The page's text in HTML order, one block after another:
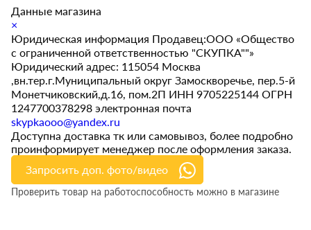
Данные магазина
×
Юридическая информация Продавец:ООО «Общество
с ограниченной ответственностью "СКУПКА""»
Юридический адрес: 115054 Москва
,вн.тер.г.Муниципальный округ Замоскворечье, пер.5-й
Монетчиковский,д.16, пом.2П ИНН 9705225144 ОГРН
1247700378298 электронная почта
skypkaooo@yandex.ru
Доступна доставка тк или самовывоз, более подробно
проинформирует менеджер после оформления заказа.
Запросить доп. фото/видео
Проверить товар на работоспособность можно в магазине